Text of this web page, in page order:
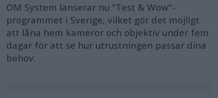
OM System lanserar nu "Test & Wow"-
programmet i Sverige, vilket gör det möjligt
att låna hem kameror och objektiv under fem
dagar för att se hur utrustningen passar dina
behov.